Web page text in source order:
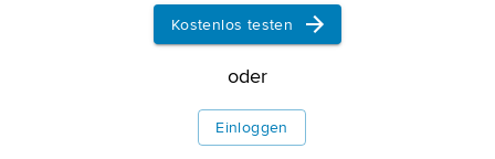
Informationen zum Artikel
Kostenlos testen
oder
Einloggen